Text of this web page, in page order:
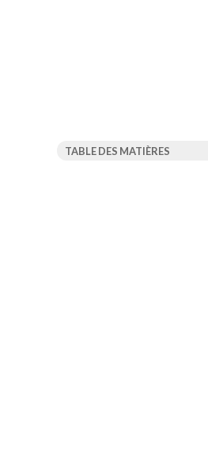
TABLE DES MATIÈRES